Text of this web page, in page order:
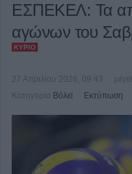
ΕΣΠΕΚΕΛ: Τα
αγώνων του
ΚΎΡΙΟ
27 Απριλίου 2026, 09:43
Κατηγορία Βόλεϊ Εκτύπωση